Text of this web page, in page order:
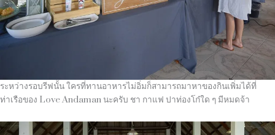
ระหว่างรอบรีฟนั้น ใครที่ทานอาหารไม่อิ่มก็สามารถมาหาของกินเพิ่มได้ที่
ท่าเรือของ Love Andaman นะครับ ชา กาแฟ ปาท่องโก๋ใด ๆ มีหมดจ้า